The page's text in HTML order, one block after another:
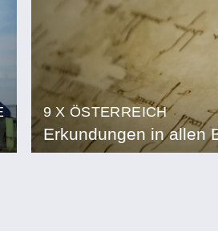
9 X ÖSTERREICH
Erkundungen in allen